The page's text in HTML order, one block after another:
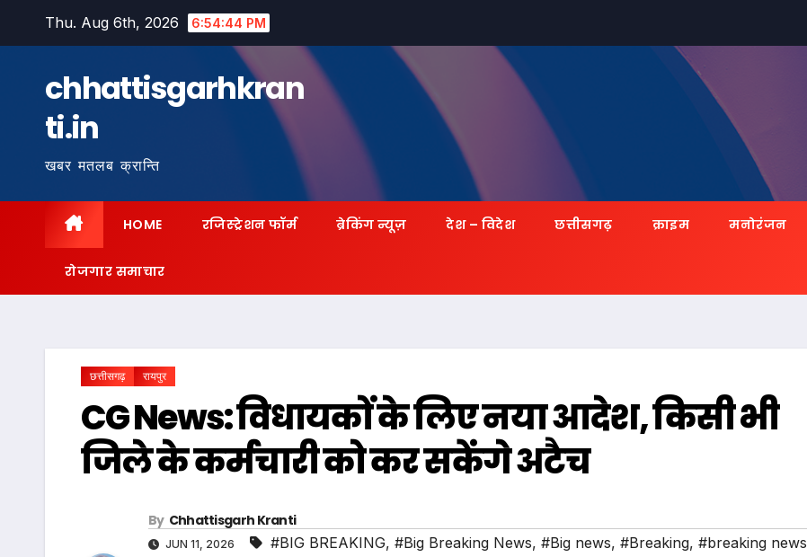
Thu. Aug 6th, 2026 6:54:45 PM
chhattisgarhkran
ti.in
खबर मतलब क्रान्ति
HOME रजिस्ट्रेशन फॉर्म ब्रेकिंग न्यूज़ देश – विदेश छत्तीसगढ़ क्राइम मनोरंजन
रोजगार समाचार
छत्तीसगढ़ रायपुर
CG News: विधायकों के लिए नया आदेश, किसी भी
जिले के कर्मचारी को कर सकेंगे अटैच
By Chhattisgarh Kranti
JUN 11, 2026 #BIG BREAKING, #Big Breaking News, #Big news, #Breaking, #breaking news